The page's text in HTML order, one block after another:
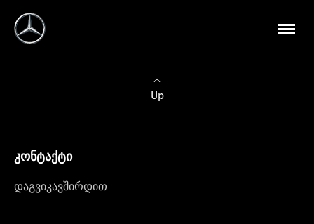
Up
კონტაქტი
დაგვიკავშირდით